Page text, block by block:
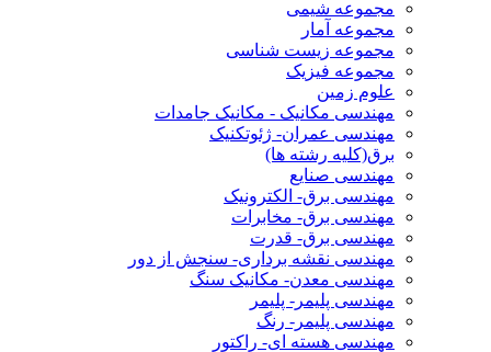
مجموعه شیمی
مجموعه آمار
مجموعه زیست شناسی
مجموعه فیزیک
علوم زمین
مهندسی مکانیک - مکانیک جامدات
مهندسی عمران- ژئوتکنیک
برق(کلیه رشته ها)
مهندسی صنایع
مهندسی برق- الکترونیک
مهندسی برق- مخابرات
مهندسی برق- قدرت
مهندسی نقشه برداری- سنجش از دور
مهندسی معدن- مکانیک سنگ
مهندسی پلیمر- پلیمر
مهندسی پلیمر- رنگ
مهندسی هسته ای- راکتور